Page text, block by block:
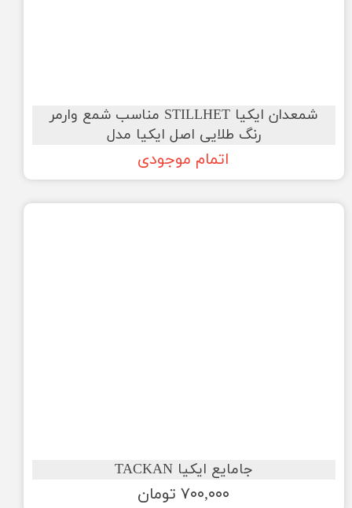
شمعدان ایکیا STILLHET مناسب شمع وارمر
رنگ طلایی اصل ایکیا مدل
اتمام موجودی
جامایع ایکیا TACKAN
۷۰۰,۰۰۰ تومان